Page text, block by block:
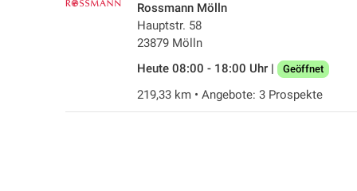
Rossmann Mölln
Hauptstr. 58
23879 Mölln
Heute 08:00 - 18:00 Uhr |
Geöffnet
219,33 km • Angebote: 3 Prospekte